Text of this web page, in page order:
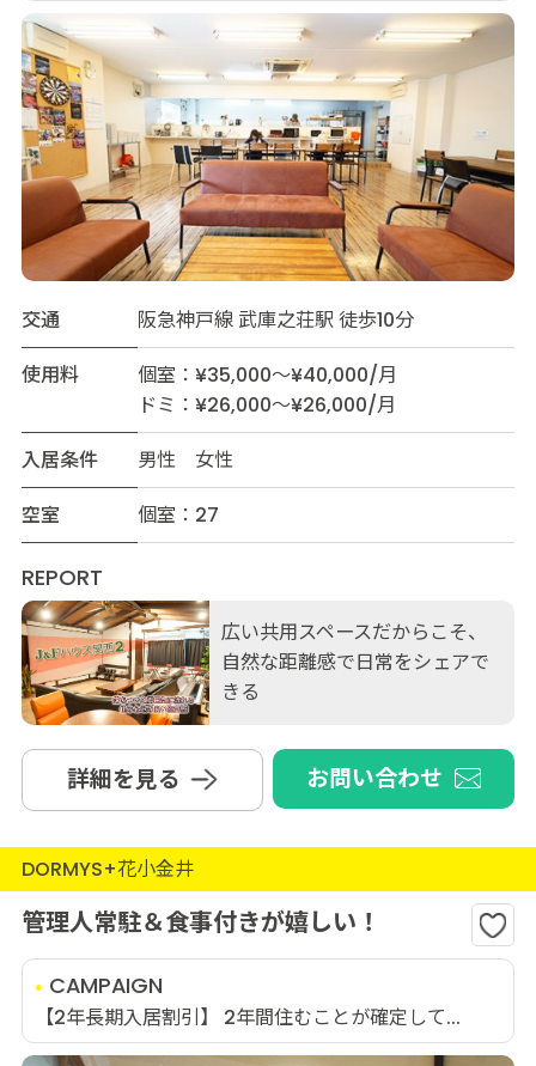
交通
阪急神戸線 武庫之荘駅 徒歩10分
使用料
個室：¥35,000～¥40,000/月
ドミ：¥26,000～¥26,000/月
入居条件
男性 女性
空室
個室：27
REPORT
広い共用スペースだからこそ、
自然な距離感で日常をシェアで
きる
詳細を見る お問い合わせ
DORMYS+花小金井
管理人常駐＆食事付きが嬉しい！
CAMPAIGN
【2年長期入居割引】 2年間住むことが確定して...